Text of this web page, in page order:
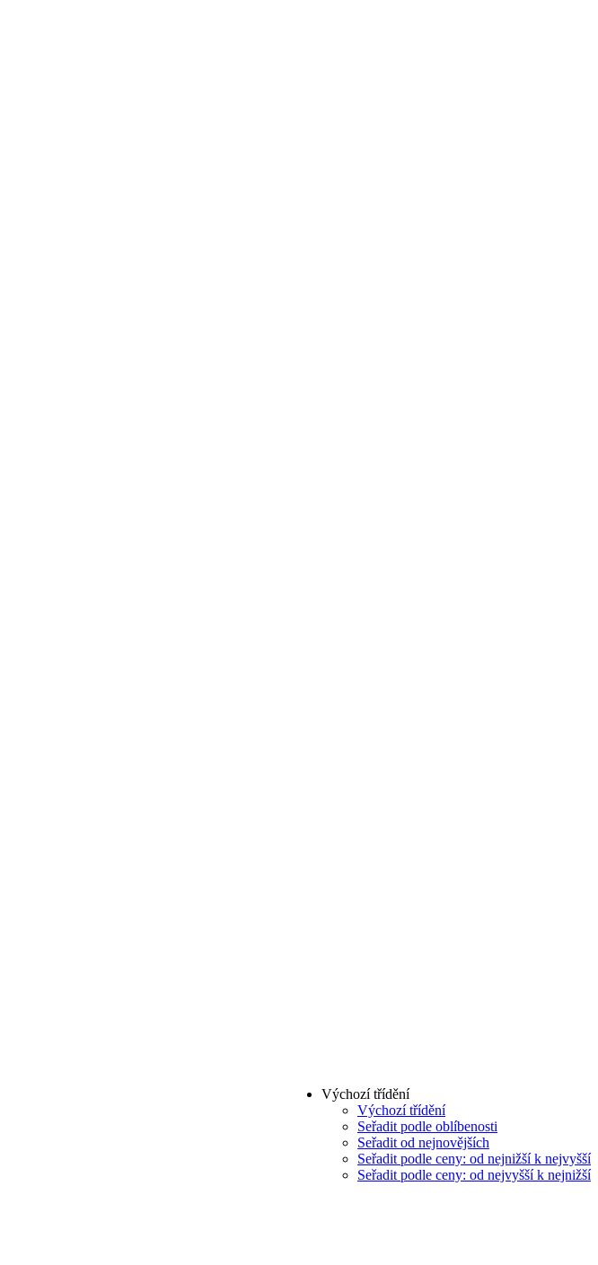
Výchozí třídění
Výchozí třídění
Seřadit podle oblíbenosti
Seřadit od nejnovějších
Seřadit podle ceny: od nejnižší k nejvyšší
Seřadit podle ceny: od nejvyšší k nejnižší